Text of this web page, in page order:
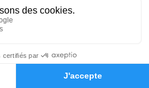
Hommages
2023 à 10h30
Je rends hommage